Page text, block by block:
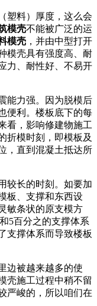
塑料）厚度，这么会
模壳不能被广泛的运
模壳 ，并由中型打开
模壳具有强度高、耐
力、耐性好、不易开
能力强。因为脱模后
便利。楼板底下的每
看，影响修建物施工
折模时刻，即模板及
，直到混凝土抵达所
较长的时刻。如要加
板、支撑和东西设
敏条状的原支模方
5百分之的支撑体系
支撑体系而导致楼板
边被越来越多的使
壳施工过程中稍不留
严峻的，所以咱们在